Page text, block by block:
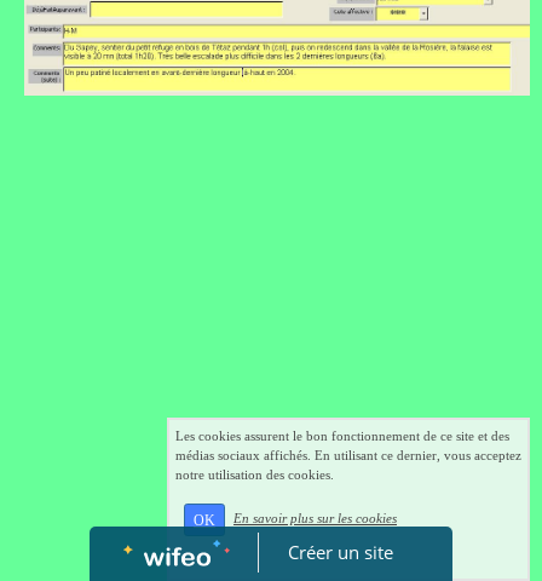
Créer un site
Les cookies assurent le bon fonctionnement de ce site et des
médias sociaux affichés. En utilisant ce dernier, vous acceptez
notre utilisation des cookies.
OK En savoir plus sur les cookies